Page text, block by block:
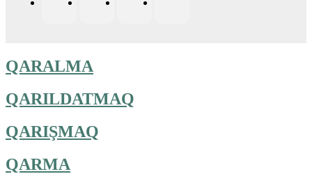
QARALMA
QARILDATMAQ
QARIŞMAQ
QARMA